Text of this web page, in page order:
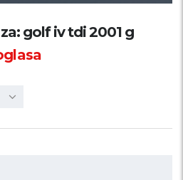
golf iv tdi 2001 g